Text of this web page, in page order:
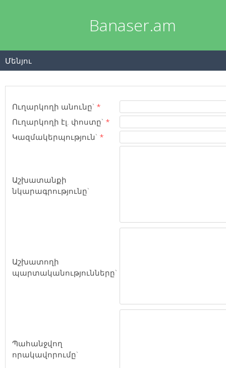
Banaser.am
Մենյու
Ուղարկողի անունը` *
Ուղարկողի էլ. փոստը` *
Կազմակերպություն` *
Աշխատանքի
նկարագրությունը`
Աշխատողի
պարտականությունները`
Պահանջվող
որակավորումը`